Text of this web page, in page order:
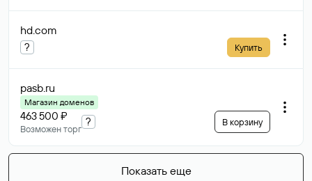
hd.com
? Купить
pasb.ru
Магазин доменов
463 500 ₽
Возможен торг
? В корзину
Показать еще